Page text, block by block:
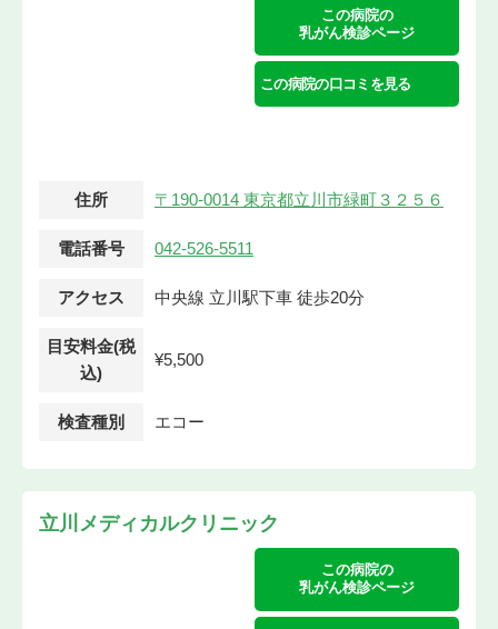
この病院の
乳がん検診ページ
この病院の口コミを見る
住所 〒190-0014 東京都立川市緑町３２５６
電話番号 042-526-5511
アクセス 中央線 立川駅下車 徒歩20分
目安料金(税
込)
¥5,500
検査種別 エコー
立川メディカルクリニック
この病院の
乳がん検診ページ